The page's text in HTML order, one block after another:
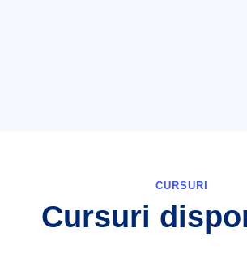
CURSURI
Cursuri